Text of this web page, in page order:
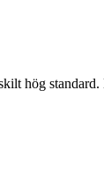
hög standard.